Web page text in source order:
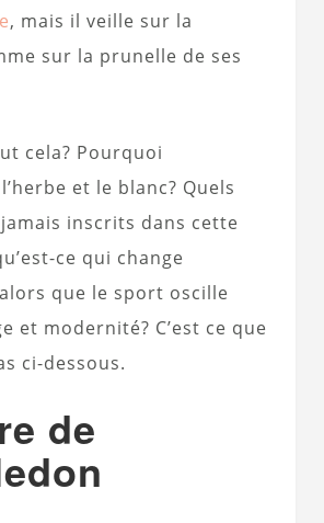
, mais il veille sur la
sur la prunelle de ses
cela? Pourquoi
et le blanc? Quels
inscrits dans cette
ce qui change
que le sport oscille
et modernité? C’est ce que
ci-dessous.
de